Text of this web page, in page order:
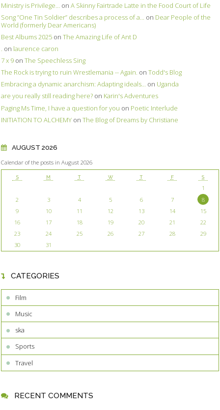
Ministry is Privilege... on A Skinny Fairtrade Latte in the Food Court of Life
Song ”One Tin Soldier” describes a process of a... on Dear People of the
World (formerly Dear Americans)
Best Albums 2025 on The Amazing Life of Ant D
. on laurence caron
7 x 9 on The Speechless Sing
The Rock is trying to ruin Wrestlemania -- Again. on Todd's Blog
Embracing a dynamic anarchism: Adapting ideals... on Uganda
are you really still reading here? on Karin's Adventures
Paging Ms Time, I have a question for you on Poetic Interlude
INITIATION TO ALCHEMY on The Blog of Dreams by Christiane
AUGUST 2026
Calendar of the posts in August 2026
S M T W T F S
1
2
3 4 5 6 7
8
9
10 11 12 13 14
15
16
17 18 19 20 21
22
23
24 25 26 27 28
29
30
31
CATEGORIES
Film
Music
ska
Sports
Travel
RECENT COMMENTS